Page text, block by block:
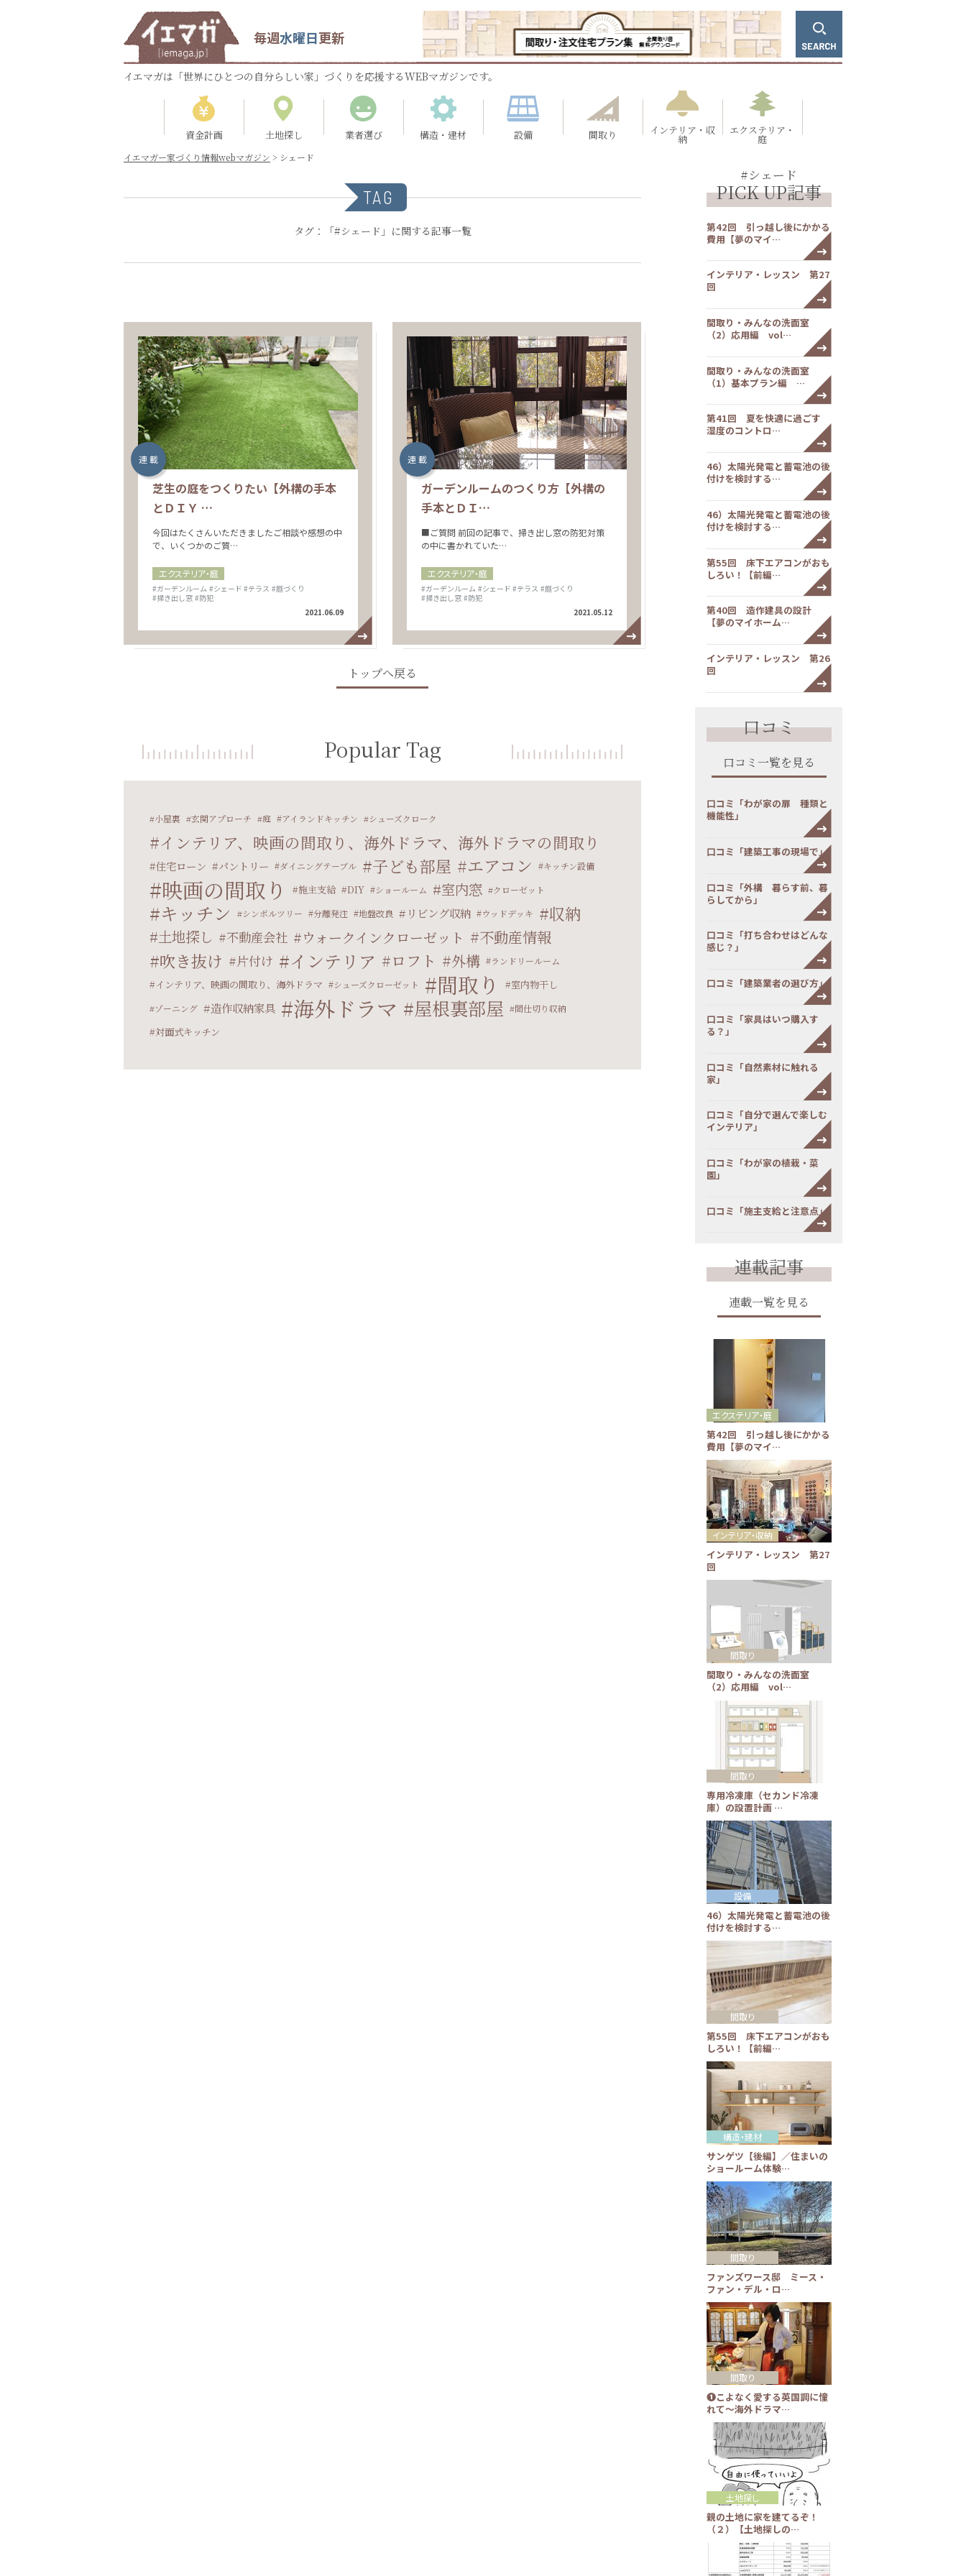
毎週水曜日更新
イエマガは「世界にひとつの自分らしい家」づくりを応援するWEBマガジンです。
資金計画 土地探し 業者選び 構造・建材 設備 間取り インテリア・収
納
エクステリア・
庭
イエマガー家づくり情報webマガジン > シェード
TAG
タグ：「#シェード」に関する記事一覧
連 載
芝生の庭をつくりたい【外構の手本
とＤＩＹ …
今回はたくさんいただきましたご相談や感想の中
で、いくつかのご質…
エクステリア・庭
#ガーデンルーム #シェード #テラス #庭づくり
#掃き出し窓 #防犯
2021.06.09
連 載
ガーデンルームのつくり方【外構の
手本とＤＩ…
■ご質問 前回の記事で、掃き出し窓の防犯対策
の中に書かれていた…
エクステリア・庭
#ガーデンルーム #シェード #テラス #庭づくり
#掃き出し窓 #防犯
2021.05.12
トップへ戻る
Popular Tag
小屋裏 玄関アプローチ 庭 アイランドキッチン シューズクローク
インテリア、映画の間取り、海外ドラマ、海外ドラマの間取り
住宅ローン パントリー ダイニングテーブル 子ども部屋 エアコン キッチン設備
映画の間取り 施主支給 DIY ショールーム 室内窓 クローゼット
キッチン シンボルツリー 分離発注 地盤改良 リビング収納 ウッドデッキ 収納
土地探し 不動産会社 ウォークインクローゼット 不動産情報
吹き抜け 片付け インテリア ロフト 外構 ランドリールーム
インテリア、映画の間取り、海外ドラマ シューズクローゼット 間取り 室内物干し
ゾーニング 造作収納家具 海外ドラマ 屋根裏部屋 間仕切り収納
対面式キッチン
#シェード
PICK UP記事
第42回 引っ越し後にかかる
費用【夢のマイ…
インテリア・レッスン 第27
回
間取り・みんなの洗面室
（2）応用編 vol…
間取り・みんなの洗面室
（1）基本プラン編 …
第41回 夏を快適に過ごす
湿度のコントロ…
46）太陽光発電と蓄電池の後
付けを検討する…
46）太陽光発電と蓄電池の後
付けを検討する…
第55回 床下エアコンがおも
しろい！【前編…
第40回 造作建具の設計
【夢のマイホーム…
インテリア・レッスン 第26
回
口コミ
口コミ一覧を見る
口コミ「わが家の扉 種類と
機能性」
口コミ「建築工事の現場で」
口コミ「外構 暮らす前、暮
らしてから」
口コミ「打ち合わせはどんな
感じ？」
口コミ「建築業者の選び方」
口コミ「家具はいつ購入す
る？」
口コミ「自然素材に触れる
家」
口コミ「自分で選んで楽しむ
インテリア」
口コミ「わが家の植栽・菜
園」
口コミ「施主支給と注意点」
連載記事
連載一覧を見る
第42回 引っ越し後にかかる
費用【夢のマイ…
エクステリア・庭
インテリア・レッスン 第27
回
インテリア・収納
間取り・みんなの洗面室
（2）応用編 vol…
間取り
専用冷凍庫（セカンド冷凍
庫）の設置計画 …
間取り
46）太陽光発電と蓄電池の後
付けを検討する…
設備
第55回 床下エアコンがおも
しろい！【前編…
間取り
サンゲツ【後編】／住まいの
ショールーム体験…
構造・建材
ファンズワース邸 ミース・
ファン・デル・ロ…
間取り
❶こよなく愛する英国調に憧
れて～海外ドラマ…
間取り
親の土地に家を建てるぞ！
（２）【土地探しの…
土地探し